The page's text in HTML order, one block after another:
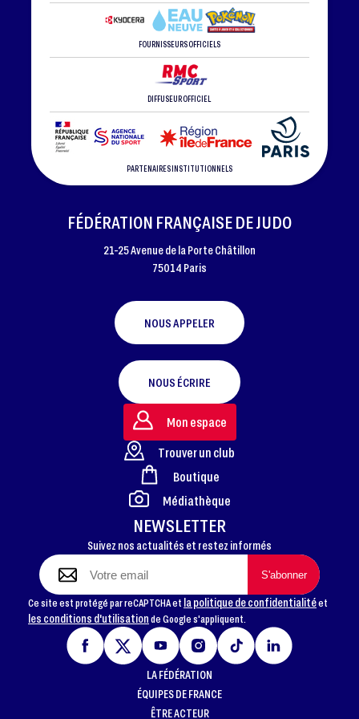
FOURNISSEURS OFFICIELS
DIFFUSEUR OFFICIEL
PARTENAIRES INSTITUTIONNELS
FOOTER
FÉDÉRATION FRANÇAISE DE JUDO
21-25 Avenue de la Porte Châtillon
75014 Paris
NOUS APPELER
NOUS ÉCRIRE
NEWSLETTER
Suivez nos actualités et restez informés
Ce site est protégé par reCAPTCHA et la politique de confidentialitéet
les conditions d'utilisationde Google s'appliquent.
Mon espace
Trouver un club
Boutique
Médiathèque
LA FÉDÉRATION
ÉQUIPES DE FRANCE
ÊTRE ACTEUR